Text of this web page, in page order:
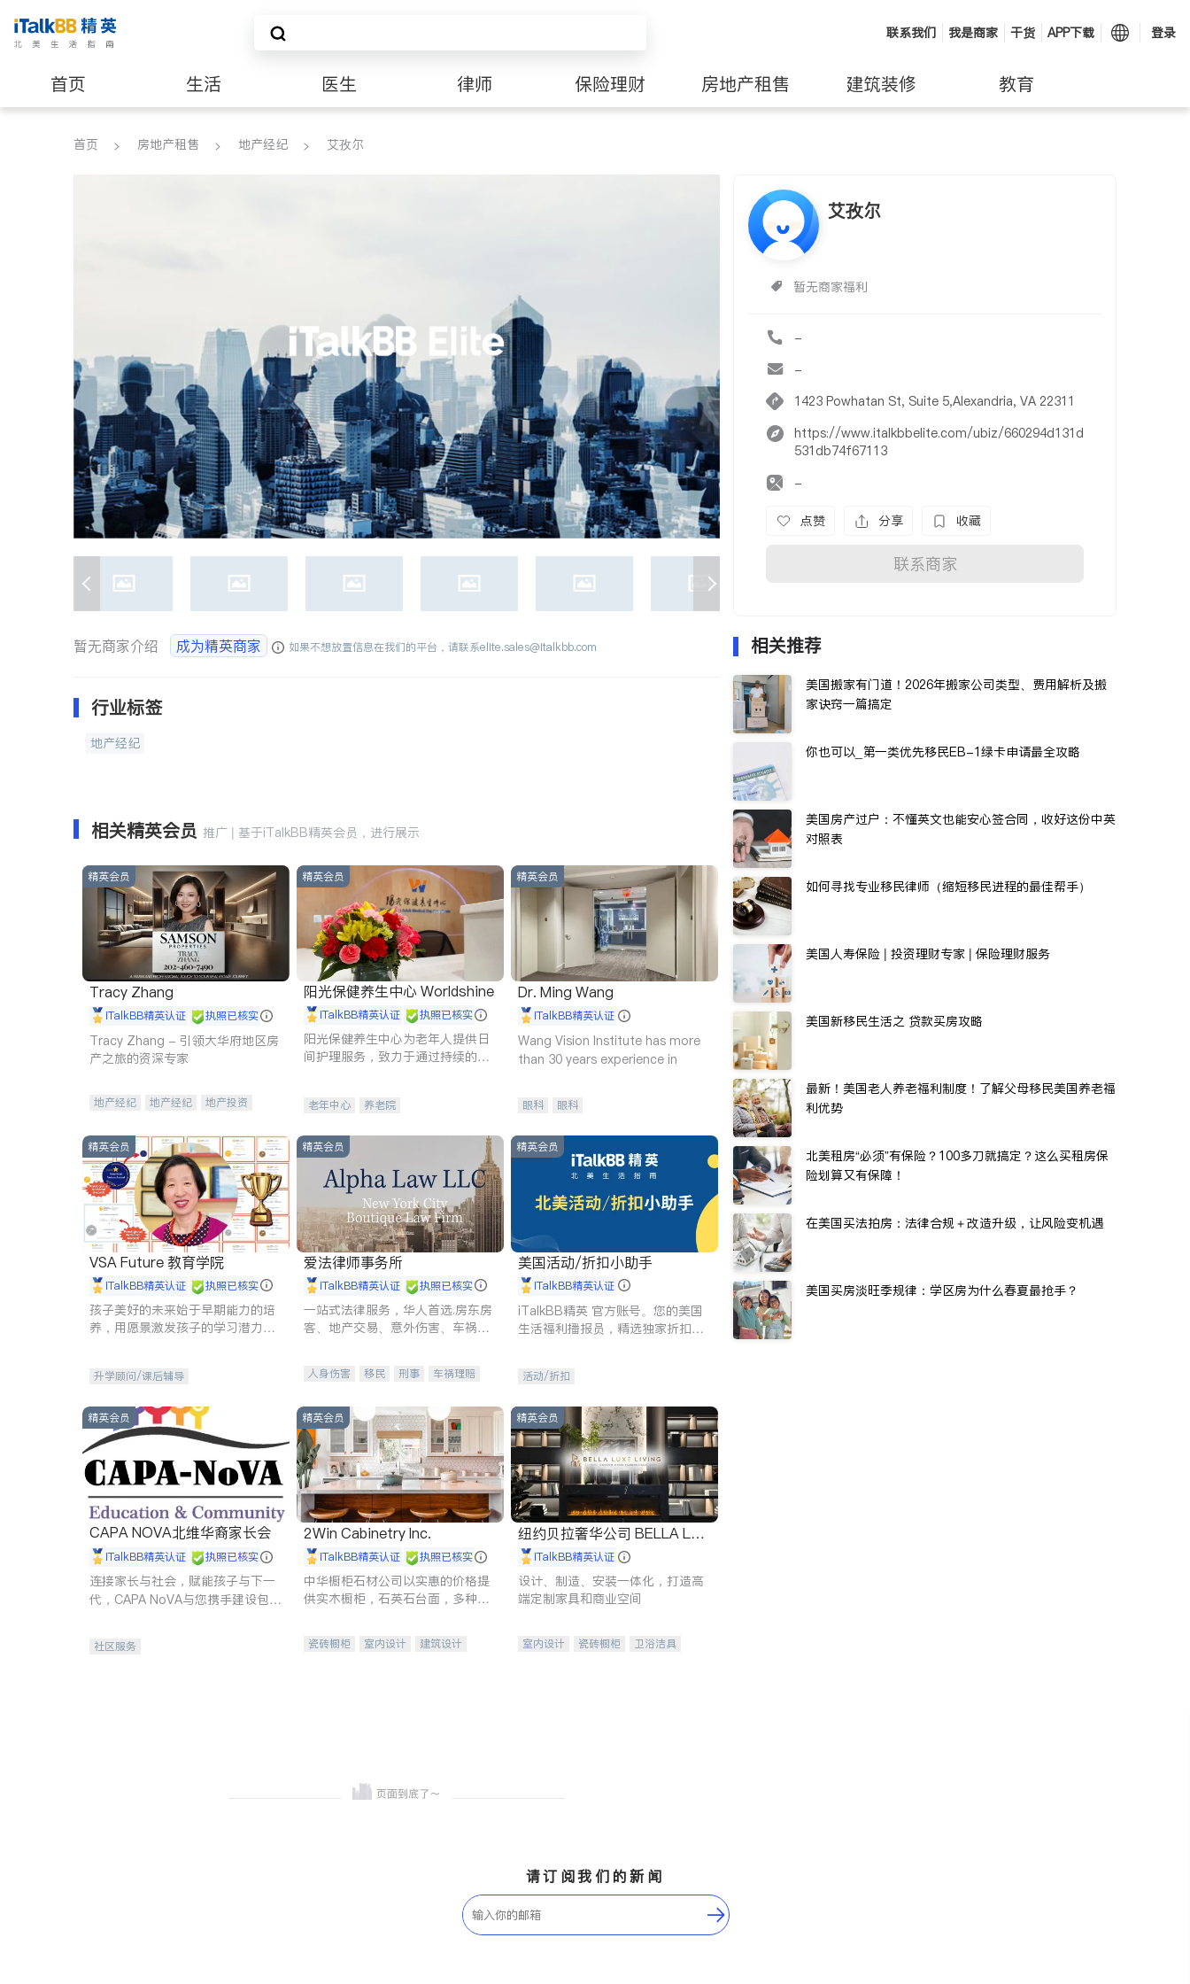
联系我们 我是商家 干货 APP下载 登录
首页 生活 医生 律师 保险理财 房地产租售 建筑装修 教育
养老 非盈利组织
首页 房地产租售 地产经纪 艾孜尔
艾孜尔
暂无商家福利
-
-
1423 Powhatan St, Suite 5,Alexandria, VA 22311
https://www.italkbbelite.com/ubiz/660294d131d
531db74f67113
-
点赞 分享 收藏
联系商家
暂无商家介绍 成为精英商家 如果不想放置信息在我们的平台，请联系elite.sales@italkbb.com
行业标签
地产经纪
相关精英会员 推广 | 基于iTalkBB精英会员，进行展示
精英会员
Tracy Zhang
iTalkBB精英认证 执照已核实
Tracy Zhang - 引领大华府地区房
产之旅的资深专家
地产经纪 地产经纪
地产投资
精英会员
阳光保健养生中心 Worldshine
iTalkBB精英认证 执照已核实
阳光保健养生中心为老年人提供日
间护理服务，致力于通过持续的护
老年中心 养老院
精英会员
Dr. Ming Wang
iTalkBB精英认证
Wang Vision Institute has more
than 30 years experience in
眼科 眼科
精英会员
VSA Future 教育学院
iTalkBB精英认证 执照已核实
孩子美好的未来始于早期能力的培
养，用愿景激发孩子的学习潜力和
升学顾问/课后辅导
精英会员
爱法律师事务所
iTalkBB精英认证 执照已核实
一站式法律服务，华人首选.房东房
客、地产交易、意外伤害、车祸重
人身伤害 移民 刑事
车祸理赔
商标注册
索赔 律师-其它 保释
精英会员
美国活动/折扣小助手
iTalkBB精英认证
iTalkBB精英 官方账号。您的美国
生活福利播报员，精选独家折扣、
活动/折扣
精英会员
CAPA NOVA北维华裔家长会
iTalkBB精英认证 执照已核实
连接家长与社会，赋能孩子与下一
代，CAPA NoVA与您携手建设包
社区服务
精英会员
2Win Cabinetry Inc.
iTalkBB精英认证 执照已核实
中华橱柜石材公司以实惠的价格提
供实木橱柜，石英石台面，多种优
机。品质厨房，家的选择。
瓷砖橱柜 室内设计
建筑设计
精英会员
纽约贝拉奢华公司 BELLA LUX
E iTalkBB精英认证
设计、制造、安装一体化，打造高
端定制家具和商业空间
室内设计 瓷砖橱柜
卫浴洁具
相关推荐
美国搬家有门道！2026年搬家公司类型、费用解析及搬
家诀窍一篇搞定
你也可以_第一类优先移民EB-1绿卡申请最全攻略
美国房产过户：不懂英文也能安心签合同，收好这份中英
对照表
如何寻找专业移民律师（缩短移民进程的最佳帮手）
美国人寿保险 | 投资理财专家 | 保险理财服务
美国新移民生活之 贷款买房攻略
最新！美国老人养老福利制度！了解父母移民美国养老福
利优势
北美租房“必须”有保险？100多刀就搞定？这么买租房保
险划算又有保障！
在美国买法拍房：法律合规＋改造升级，让风险变机遇
美国买房淡旺季规律：学区房为什么春夏最抢手？
请订阅我们的新闻